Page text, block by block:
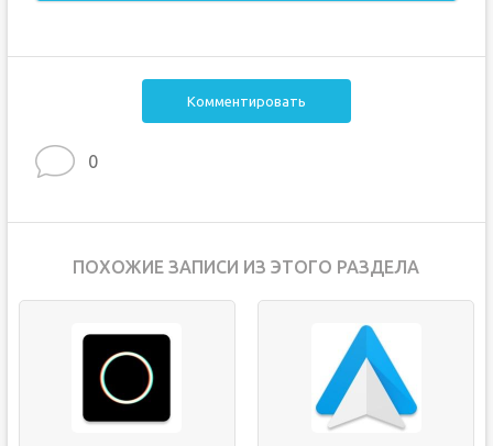
Комментировать
0
ПОХОЖИЕ ЗАПИСИ ИЗ ЭТОГО РАЗДЕЛА